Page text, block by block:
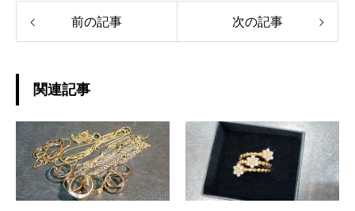
前の記事 次の記事
関連記事